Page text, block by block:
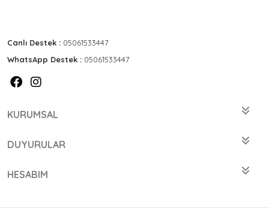
Canlı Destek : 05061533447
WhatsApp Destek : 05061533447
KURUMSAL
DUYURULAR
HESABIM